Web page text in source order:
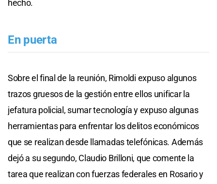
hecho.
En puerta
Sobre el final de la reunión, Rimoldi expuso algunos
trazos gruesos de la gestión entre ellos unificar la
jefatura policial, sumar tecnología y expuso algunas
herramientas para enfrentar los delitos económicos
que se realizan desde llamadas telefónicas. Además
dejó a su segundo, Claudio Brilloni, que comente la
tarea que realizan con fuerzas federales en Rosario y